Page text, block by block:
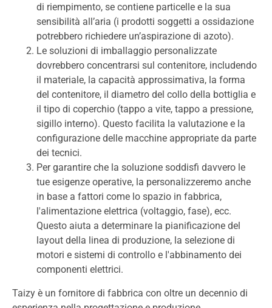
di riempimento, se contiene particelle e la sua
sensibilità all’aria (i prodotti soggetti a ossidazione
potrebbero richiedere un’aspirazione di azoto).
Le soluzioni di imballaggio personalizzate
dovrebbero concentrarsi sul contenitore, includendo
il materiale, la capacità approssimativa, la forma
del contenitore, il diametro del collo della bottiglia e
il tipo di coperchio (tappo a vite, tappo a pressione,
sigillo interno). Questo facilita la valutazione e la
configurazione delle macchine appropriate da parte
dei tecnici.
Per garantire che la soluzione soddisfi davvero le
tue esigenze operative, la personalizzeremo anche
in base a fattori come lo spazio in fabbrica,
l'alimentazione elettrica (voltaggio, fase), ecc.
Questo aiuta a determinare la pianificazione del
layout della linea di produzione, la selezione di
motori e sistemi di controllo e l'abbinamento dei
componenti elettrici.
Taizy è un fornitore di fabbrica con oltre un decennio di